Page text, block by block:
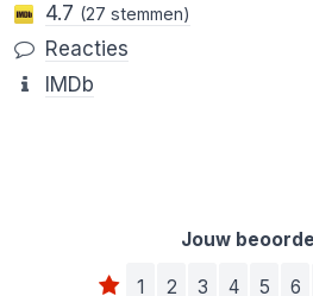
4.7 (27 stemmen)
Reacties
IMDb
Jouw
1 2 3 4 5 6